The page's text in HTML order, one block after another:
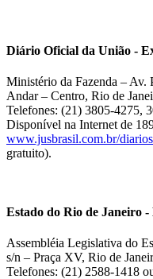
Diário Oficial da União -
Ministério da Fazenda – Av.
Andar – Centro, Rio de
Telefones: (21) 3805-4275,
Disponível na Internet de
www.jusbrasil.com.br/diarios
gratuito).
Estado do Rio de Janeiro
Assembléia Legislativa do
s/n – Praça XV, Rio de
Telefones: (21) 2588-1418